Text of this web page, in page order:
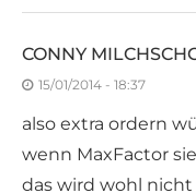
CONNY
15/01/2014 - 18:37
also extra ordern
wenn MaxFactor
das wird wohl nicht